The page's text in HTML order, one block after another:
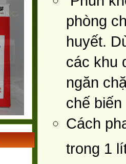
phòng
huyết.
các khu
ngăn
chế
Cách
trong 1